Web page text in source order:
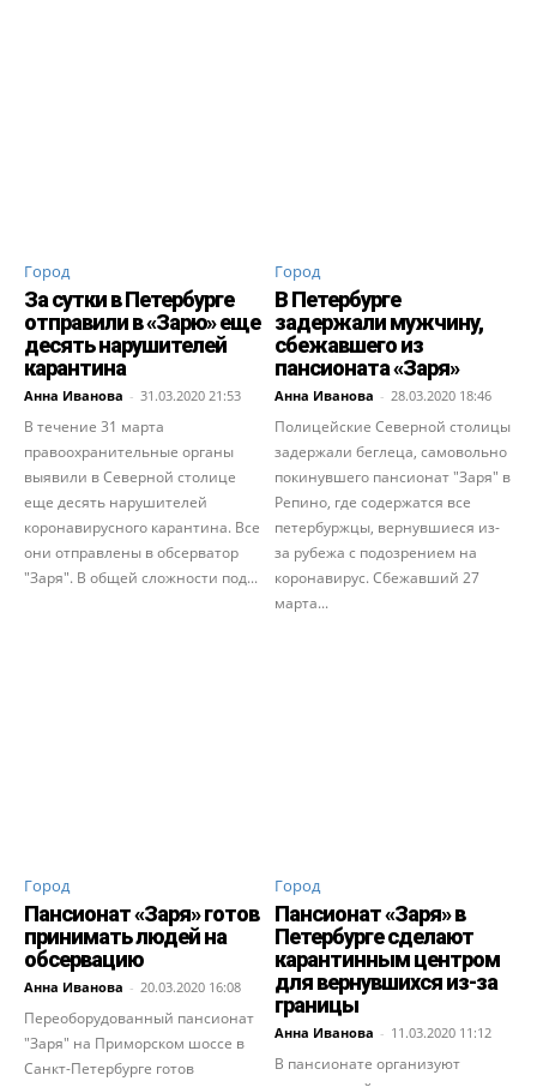
Город
За сутки в Петербурге
отправили в «Зарю» еще
десять нарушителей
карантина
Анна Иванова - 31.03.2020 21:53
В течение 31 марта
правоохранительные органы
выявили в Северной столице
еще десять нарушителей
коронавирусного карантина. Все
они отправлены в обсерватор
"Заря". В общей сложности под...
Город
В Петербурге
задержали мужчину,
сбежавшего из
пансионата «Заря»
Анна Иванова - 28.03.2020 18:46
Полицейские Северной столицы
задержали беглеца, самовольно
покинувшего пансионат "Заря" в
Репино, где содержатся все
петербуржцы, вернувшиеся из-
за рубежа с подозрением на
коронавирус. Сбежавший 27
марта...
Город
Пансионат «Заря» готов
принимать людей на
обсервацию
Анна Иванова - 20.03.2020 16:08
Переоборудованный пансионат
"Заря" на Приморском шоссе в
Санкт-Петербурге готов
Город
Пансионат «Заря» в
Петербурге сделают
карантинным центром
для вернувшихся из-за
границы
Анна Иванова - 11.03.2020 11:12
В пансионате организуют